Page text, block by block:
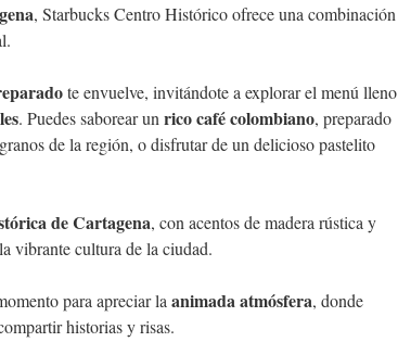
, Starbucks Centro Histórico ofrece una combinación
te envuelve, invitándote a explorar el menú lleno
. Puedes saborear un rico café colombiano, preparado
de la región, o disfrutar de un delicioso pastelito
de Cartagena, con acentos de madera rústica y
vibrante cultura de la ciudad.
para apreciar la animada atmósfera, donde
historias y risas.